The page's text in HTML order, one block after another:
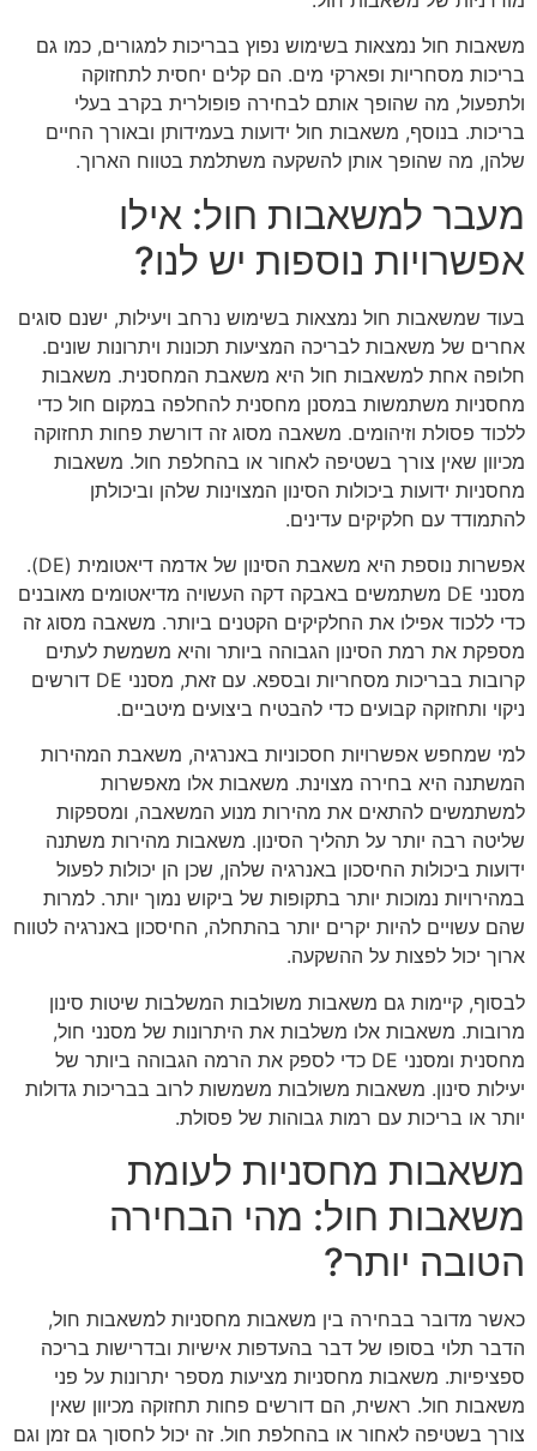
משאבות חול נמצאות בשימוש נפוץ בבריכות למגורים, כמו גם
בריכות מסחריות ופארקי מים. הם קלים יחסית לתחזוקה
ולתפעול, מה שהופך אותם לבחירה פופולרית בקרב בעלי
בריכות. בנוסף, משאבות חול ידועות בעמידותן ובאורך החיים
שלהן, מה שהופך אותן להשקעה משתלמת בטווח הארוך.
מעבר למשאבות חול: אילו
אפשרויות נוספות יש לנו?
בעוד שמשאבות חול נמצאות בשימוש נרחב ויעילות, ישנם סוגים
אחרים של משאבות לבריכה המציעות תכונות ויתרונות שונים.
חלופה אחת למשאבות חול היא משאבת המחסנית. משאבות
מחסניות משתמשות במסנן מחסנית להחלפה במקום חול כדי
ללכוד פסולת וזיהומים. משאבה מסוג זה דורשת פחות תחזוקה
מכיוון שאין צורך בשטיפה לאחור או בהחלפת חול. משאבות
מחסניות ידועות ביכולות הסינון המצוינות שלהן וביכולתן
להתמודד עם חלקיקים עדינים.
אפשרות נוספת היא משאבת הסינון של אדמה דיאטומית (DE).
מסנני DE משתמשים באבקה דקה העשויה מדיאטומים מאובנים
כדי ללכוד אפילו את החלקיקים הקטנים ביותר. משאבה מסוג זה
מספקת את רמת הסינון הגבוהה ביותר והיא משמשת לעתים
קרובות בבריכות מסחריות ובספא. עם זאת, מסנני DE דורשים
ניקוי ותחזוקה קבועים כדי להבטיח ביצועים מיטביים.
למי שמחפש אפשרויות חסכוניות באנרגיה, משאבת המהירות
המשתנה היא בחירה מצוינת. משאבות אלו מאפשרות
למשתמשים להתאים את מהירות מנוע המשאבה, ומספקות
שליטה רבה יותר על תהליך הסינון. משאבות מהירות משתנה
ידועות ביכולות החיסכון באנרגיה שלהן, שכן הן יכולות לפעול
במהירויות נמוכות יותר בתקופות של ביקוש נמוך יותר. למרות
שהם עשויים להיות יקרים יותר בהתחלה, החיסכון באנרגיה לטווח
ארוך יכול לפצות על ההשקעה.
לבסוף, קיימות גם משאבות משולבות המשלבות שיטות סינון
מרובות. משאבות אלו משלבות את היתרונות של מסנני חול,
מחסנית ומסנני DE כדי לספק את הרמה הגבוהה ביותר של
יעילות סינון. משאבות משולבות משמשות לרוב בבריכות גדולות
יותר או בריכות עם רמות גבוהות של פסולת.
משאבות מחסניות לעומת
משאבות חול: מהי הבחירה
הטובה יותר?
כאשר מדובר בבחירה בין משאבות מחסניות למשאבות חול,
הדבר תלוי בסופו של דבר בהעדפות אישיות ובדרישות בריכה
ספציפיות. משאבות מחסניות מציעות מספר יתרונות על פני
משאבות חול. ראשית, הם דורשים פחות תחזוקה מכיוון שאין
צורך בשטיפה לאחור או בהחלפת חול. זה יכול לחסוך גם זמן וגם